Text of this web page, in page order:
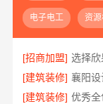
电子电工 资
[招商加盟] 选择
[建筑装修]
[建筑装修]